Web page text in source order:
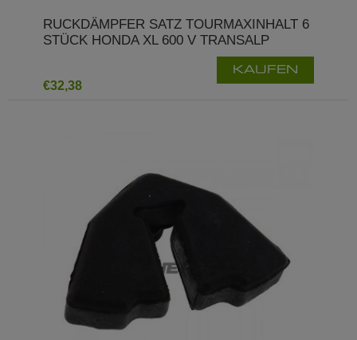
RUCKDÄMPFER SATZ TOURMAXINHALT 6
STÜCK HONDA XL 600 V TRANSALP
€32,38
KAUFEN